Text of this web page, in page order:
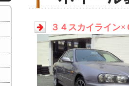
３４スカイライン×